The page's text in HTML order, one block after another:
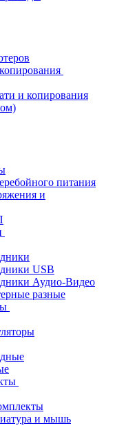
и копирования
питания
и
USB
Аудио-Видео
разные
и мышь